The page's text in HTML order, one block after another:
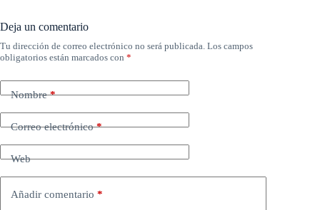
Deja un comentario
Tu dirección de correo electrónico no será publicada. Los campos
obligatorios están marcados con *
Nombre*
Correo electrónico*
Web
Añadir comentario *